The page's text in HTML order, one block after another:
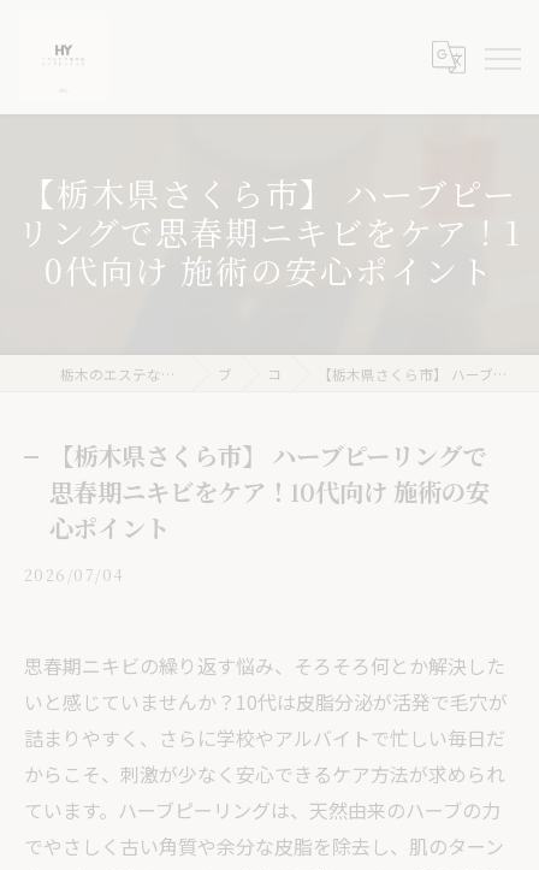
【栃木県さくら市】 ハーブピー
リングで思春期ニキビをケア！1
0代向け 施術の安心ポイント
栃木のエステならニキビケア専門店 ハーブピーリングHY ブログ コラム 【栃木県さくら市】 ハーブピーリングで思春期ニキビをケア！10代向け 施術の安心ポイント
【栃木県さくら市】 ハーブピーリングで
思春期ニキビをケア！10代向け 施術の安
心ポイント
2026/07/04
思春期ニキビの繰り返す悩み、そろそろ何とか解決した
いと感じていませんか？10代は皮脂分泌が活発で毛穴が
詰まりやすく、さらに学校やアルバイトで忙しい毎日だ
からこそ、刺激が少なく安心できるケア方法が求められ
ています。ハーブピーリングは、天然由来のハーブの力
でやさしく古い角質や余分な皮脂を除去し、肌のターン